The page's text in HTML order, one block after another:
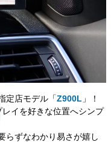
定店モデル「Z900L 」！
イを好きな位置へシンプ
らずなわかり易さが嬉し